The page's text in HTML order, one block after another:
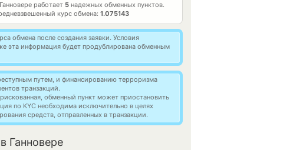
работает 5 надежных обменных пунктов.
курс обмена: 1.075143
обмена после создания заявки. Условия
эта информация будет продублирована обменным
путем, и финансированию терроризма
транзакций.
обменный пункт может приостановить
по KYC необходима исключительно в целях
средств, отправленных в транзакции.
Ганновере